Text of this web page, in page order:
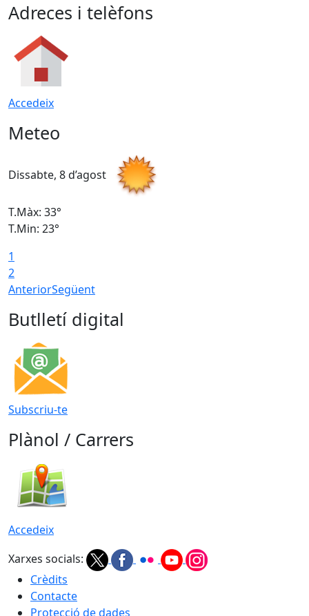
Adreces i telèfons
Accedeix
Meteo
Dissabte, 8 d’agost
T.Màx: 33°
T.Min: 23°
1
2
AnteriorSegüent
Butlletí digital
Subscriu-te
Plànol / Carrers
Accedeix
Xarxes socials:
Crèdits
Contacte
Protecció de dades